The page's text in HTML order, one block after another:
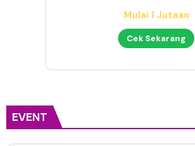
Mulai 1 Jutaan
Cek Sekarang
EVENT